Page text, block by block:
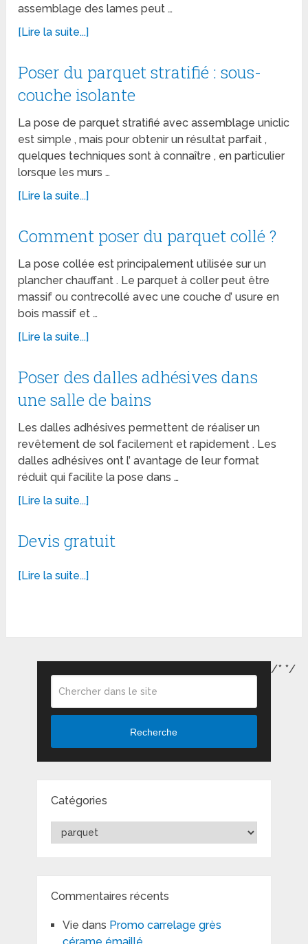
assemblage des lames peut …
[Lire la suite...]
Poser du parquet stratifié : sous-
couche isolante
La pose de parquet stratifié avec assemblage uniclic
est simple , mais pour obtenir un résultat parfait ,
quelques techniques sont à connaître , en particulier
lorsque les murs …
[Lire la suite...]
Comment poser du parquet collé ?
La pose collée est principalement utilisée sur un
plancher chauffant . Le parquet à coller peut être
massif ou contrecollé avec une couche d’ usure en
bois massif et …
[Lire la suite...]
Poser des dalles adhésives dans
une salle de bains
Les dalles adhésives permettent de réaliser un
revêtement de sol facilement et rapidement . Les
dalles adhésives ont l’ avantage de leur format
réduit qui facilite la pose dans …
[Lire la suite...]
Devis gratuit
[Lire la suite...]
Recherche
Catégories
Catégories
Commentaires récents
Vie dans Promo carrelage grès
/* */